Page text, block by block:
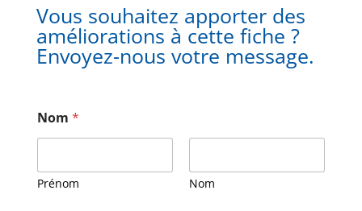
Vous souhaitez apporter des
améliorations à cette fiche ?
Envoyez-nous votre message.
Nom *
Prénom Nom